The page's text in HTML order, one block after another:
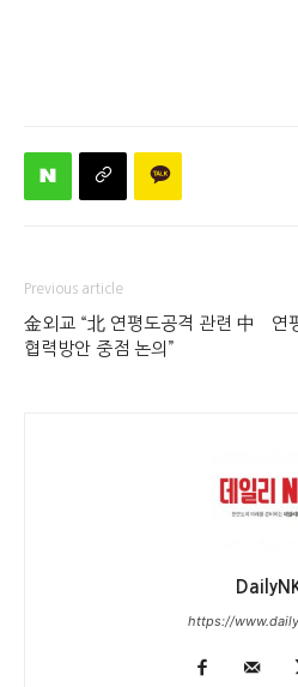
Previous article
金외교 “北 연평도공격 관련 中
협력방안 중점 논의”
연
https://